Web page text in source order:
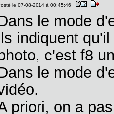
le 07-08-2014 à 00:45:46
le mode
indiquent
c'est f8
le mode
priori, on a